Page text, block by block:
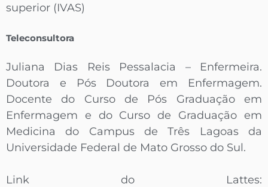
superior (IVAS)
Teleconsultora
Juliana Dias Reis Pessalacia – Enfermeira.
Doutora e Pós Doutora em Enfermagem.
Docente do Curso de Pós Graduação em
Enfermagem e do Curso de Graduação em
Medicina do Campus de Três Lagoas da
Universidade Federal de Mato Grosso do Sul.
Link do Lattes: